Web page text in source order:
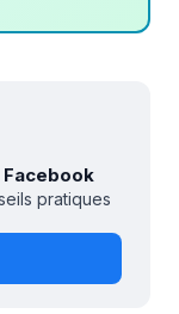
pratiques